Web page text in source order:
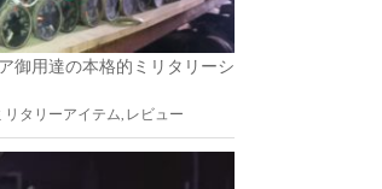
御用達の本格的ミリタリーシ
リタリーアイテム レビュー